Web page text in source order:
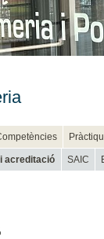
acreditació SAIC